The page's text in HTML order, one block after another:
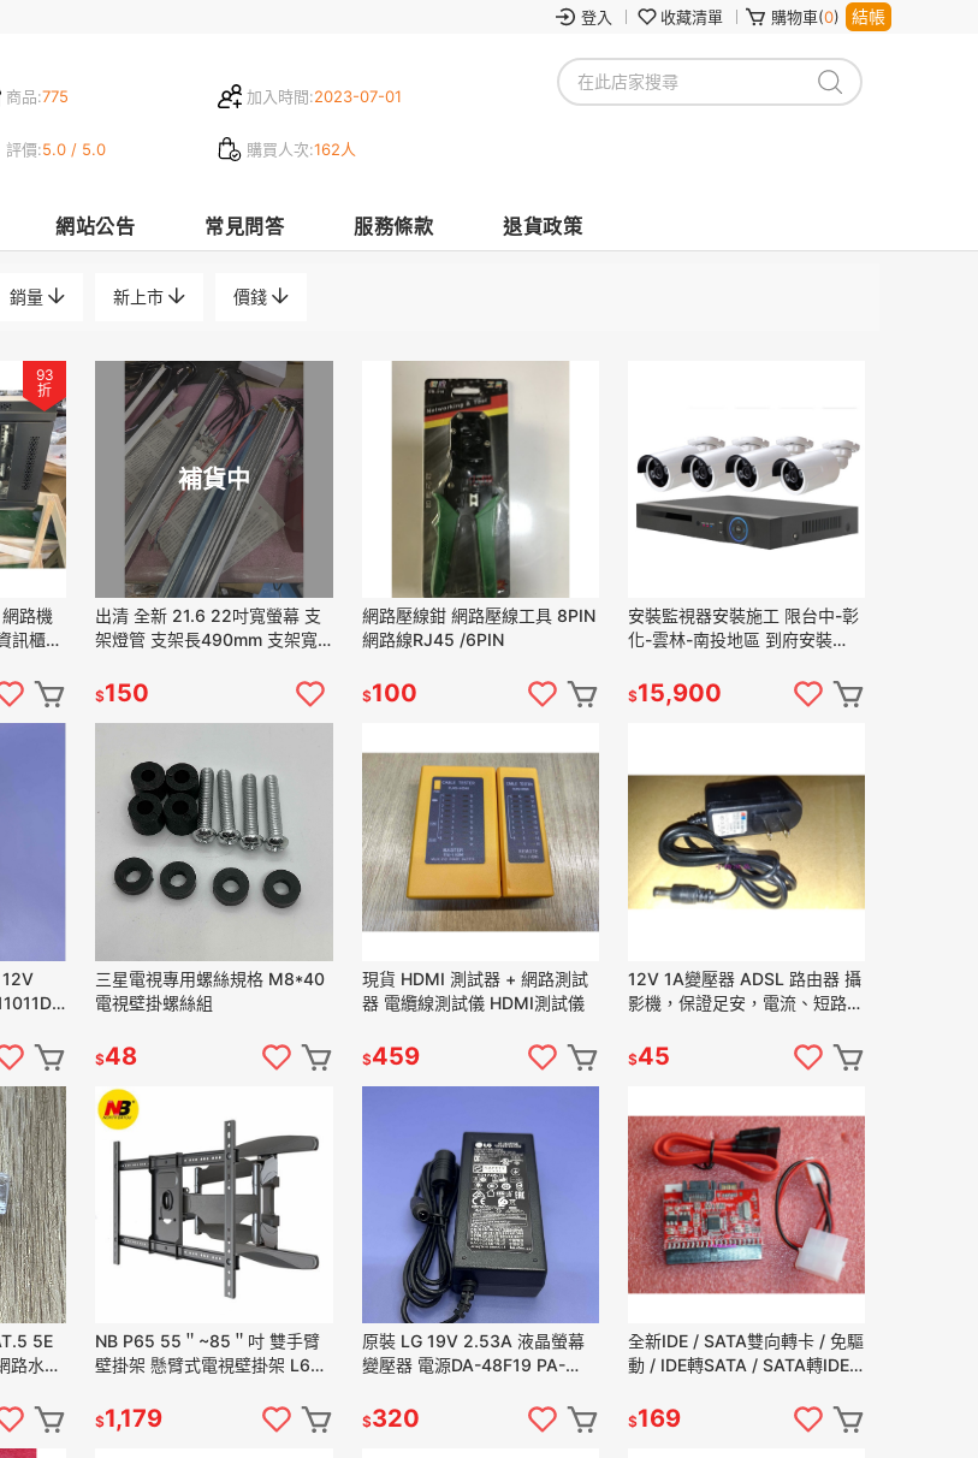
登入 收藏清單 購物車(0) 結帳
商品:775 加入時間:2023-07-01
評價:5.0 / 5.0 購買人次:162人
網站公告 常見問答 服務條款 退貨政策
銷量 新上市 價錢
93
折
訊櫃
補貨中
出清 全新 21.6 22吋寬螢幕 支
架燈管 支架長490mm 支架寬
$150
網路壓線鉗 網路壓線工具 8PIN
網路線RJ45 /6PIN
$100
安裝監視器安裝施工 限台中-彰
化-雲林-南投地區 到府安裝
8路16路監視器
$15,900
三星電視專用螺絲規格 M8*40
電視壁掛螺絲組
$48
現貨 HDMI 測試器 + 網路測試
器 電纜線測試儀 HDMI測試儀
$459
12V 1A變壓器 ADSL 路由器 攝
影機，保證足安，電流、短路、
$45
5E
路水晶
NB P65 55＂~85＂吋 雙手臂
壁掛架 懸臂式電視壁掛架 L600
$1,179
原裝 LG 19V 2.53A 液晶螢幕
變壓器 電源DA-48F19 PA-
$320
全新IDE / SATA雙向轉卡 / 免驅
動 / IDE轉SATA / SATA轉IDE
$169